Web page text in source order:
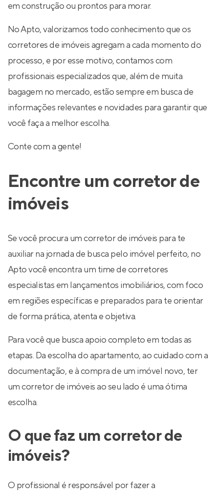
em construção ou prontos para morar.
No Apto, valorizamos todo conhecimento que os
corretores de imóveis agregam a cada momento do
processo, e por esse motivo, contamos com
profissionais especializados que, além de muita
bagagem no mercado, estão sempre em busca de
informações relevantes e novidades para garantir que
você faça a melhor escolha.
Conte com a gente!
Encontre um corretor de
imóveis
Se você procura um corretor de imóveis para te
auxiliar na jornada de busca pelo imóvel perfeito, no
Apto você encontra um time de corretores
especialistas em lançamentos imobiliários, com foco
em regiões específicas e preparados para te orientar
de forma prática, atenta e objetiva.
Para você que busca apoio completo em todas as
etapas. Da escolha do apartamento, ao cuidado com a
documentação, e à compra de um imóvel novo, ter
um corretor de imóveis ao seu lado é uma ótima
escolha.
O que faz um corretor de
imóveis?
O profissional é responsável por fazer a